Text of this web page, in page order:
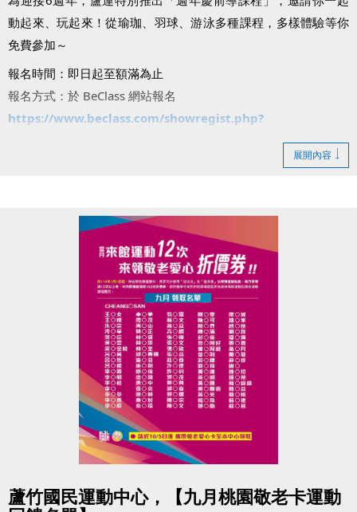
動起來、玩起來！從瑜珈、羽球、游泳多種課程，多樣體驗等你
免費參加～
報名時間：即日起至額滿為止
報名方式：於 BeClass 網站報名
https://www.beclass.com/showregist.php?
regist_id=MzA1MDE3YzY4ZTBkNzJmNzdhNzU6U2hvd0Zv
・*號課程請自備瑜珈墊。
・羽球課請自備球拍，游泳課需穿著泳裝並攜帶泳具。
・兒童課程限7歲以上，一般課程限15歲以上。
・每人限報三堂課。
報名即享好禮：課程當日可領取【悅氏瓶裝水乙罐】！
注意事項：若報名後未請假缺席達2次，將暫停後續體驗課報名
動起來迎接6週年，一起體驗運動的快樂吧！
展開內容
蘆竹國民運動中心，【九月桃園敬老卡運動